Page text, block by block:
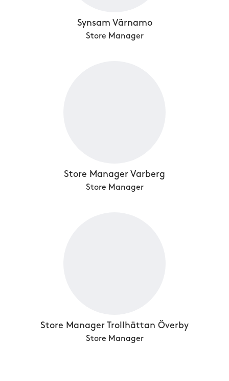
Synsam Värnamo
Store Manager
Store Manager Varberg
Store Manager
Store Manager Trollhättan Överby
Store Manager